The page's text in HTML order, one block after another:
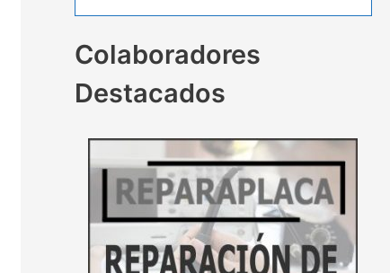
Colaboradores
Destacados